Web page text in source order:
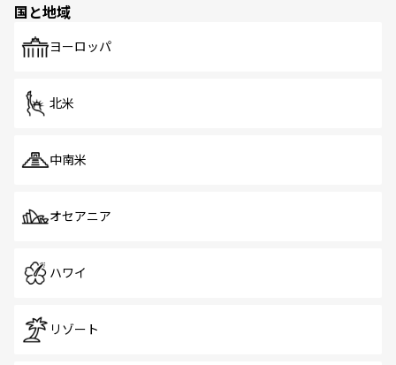
で、ホーカーズは地元の風情を楽しめる外せないスポット
国と地域
ヨーロッパ
北米
中南米
オセアニア
ハワイ
リゾート